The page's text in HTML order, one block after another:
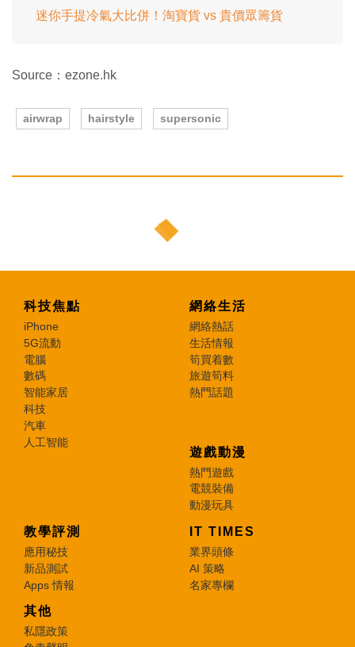
迷你手提冷氣大比併！淘寶貨 vs 貴價眾籌貨
Source：ezone.hk
airwrap hairstyle supersonic
科技焦點
iPhone
5G流動
電腦
數碼
智能家居
科技
汽車
人工智能
網絡生活
網絡熱話
生活情報
筍買着數
旅遊筍料
熱門話題
遊戲動漫
熱門遊戲
電競裝備
動漫玩具
教學評測
應用秘技
新品測試
Apps 情報
IT TIMES
業界頭條
AI 策略
名家專欄
其他
私隱政策